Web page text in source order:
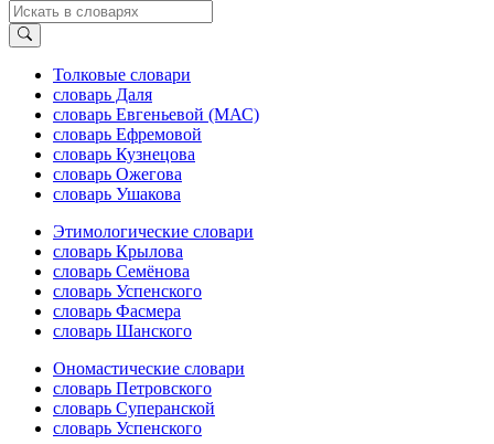
Толковые словари
словарь Даля
словарь Евгеньевой (МАС)
словарь Ефремовой
словарь Кузнецова
словарь Ожегова
словарь Ушакова
Этимологические словари
словарь Крылова
словарь Семёнова
словарь Успенского
словарь Фасмера
словарь Шанского
Ономастические словари
словарь Петровского
словарь Суперанской
словарь Успенского